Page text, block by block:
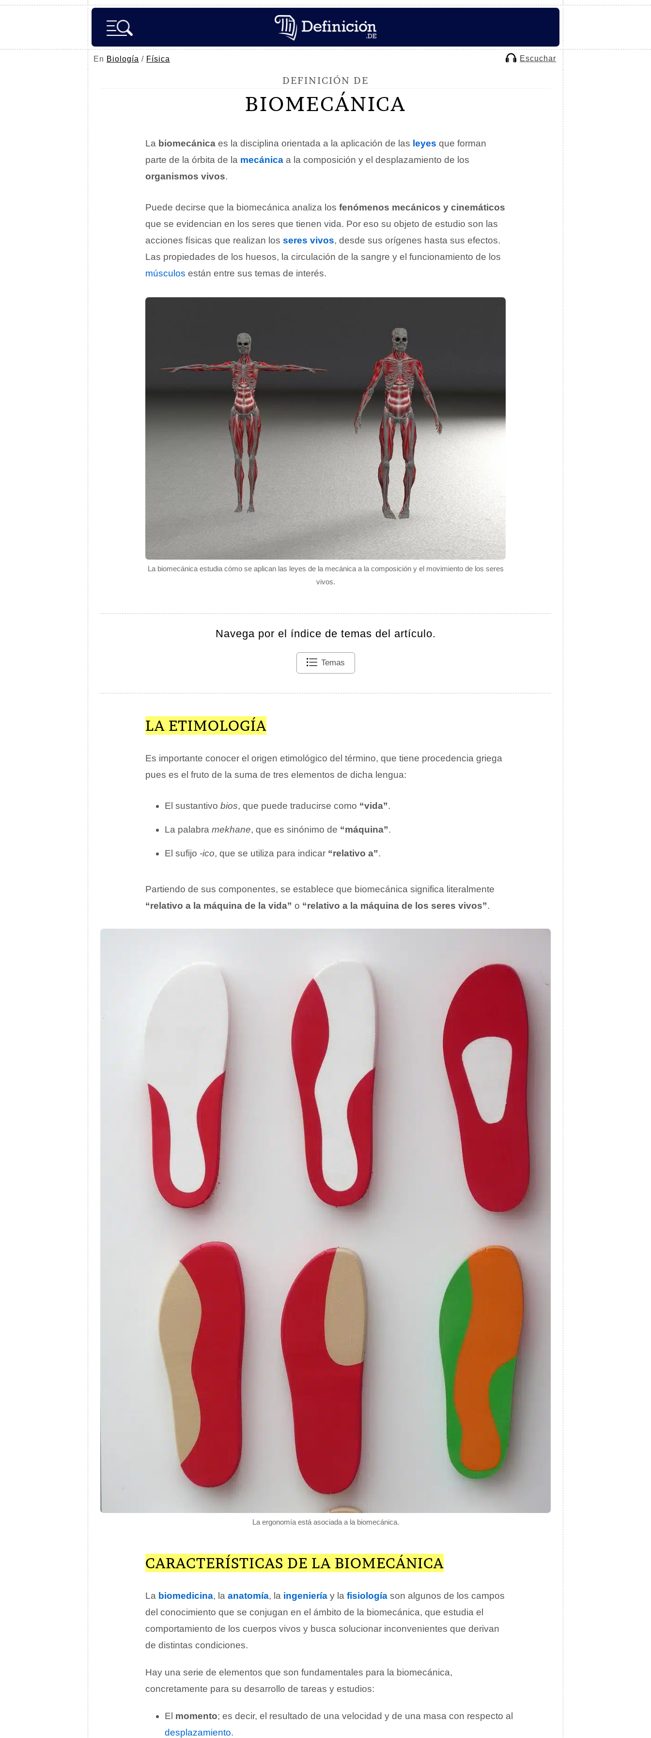
En Biología / Física Escuchar
DEFINICIÓN DE
BIOMECÁNICA
La biomecánica estudia cómo se aplican las leyes de la mecánica a la composición y el movimiento de los seres
vivos.
La biomecánica es la disciplina orientada a la aplicación de las leyes que forman
parte de la órbita de la mecánica a la composición y el desplazamiento de los
organismos vivos.
Puede decirse que la biomecánica analiza los fenómenos mecánicos y cinemáticos
que se evidencian en los seres que tienen vida. Por eso su objeto de estudio son las
acciones físicas que realizan los seres vivos, desde sus orígenes hasta sus efectos.
Las propiedades de los huesos, la circulación de la sangre y el funcionamiento de los
músculos están entre sus temas de interés.
Navega por el índice de temas del artículo.
Temas
LA ETIMOLOGÍA
Es importante conocer el origen etimológico del término, que tiene procedencia griega
pues es el fruto de la suma de tres elementos de dicha lengua:
El sustantivo bios, que puede traducirse como “vida”.
La palabra mekhane, que es sinónimo de “máquina”.
El sufijo -ico, que se utiliza para indicar “relativo a”.
Partiendo de sus componentes, se establece que biomecánica significa literalmente
“relativo a la máquina de la vida” o “relativo a la máquina de los seres vivos”.
La ergonomía está asociada a la biomecánica.
CARACTERÍSTICAS DE LA BIOMECÁNICA
La biomedicina, la anatomía, la ingeniería y la fisiología son algunos de los campos
del conocimiento que se conjugan en el ámbito de la biomecánica, que estudia el
comportamiento de los cuerpos vivos y busca solucionar inconvenientes que derivan
de distintas condiciones.
Hay una serie de elementos que son fundamentales para la biomecánica,
concretamente para su desarrollo de tareas y estudios:
El momento; es decir, el resultado de una velocidad y de una masa con respecto al
desplazamiento.